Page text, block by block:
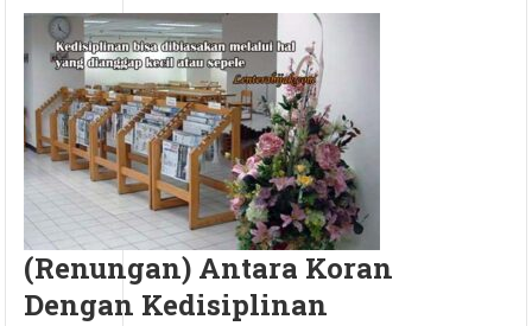
(Renungan) Antara Koran
Dengan Kedisiplinan